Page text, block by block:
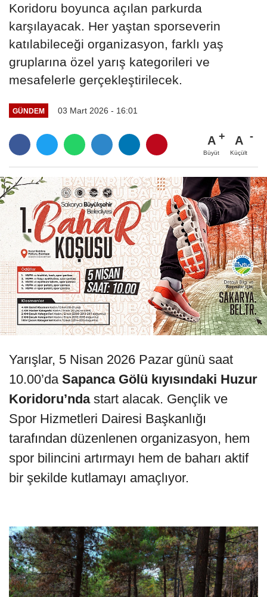
Koridoru boyunca açılan parkurda
karşılayacak. Her yaştan sporseverin
katılabileceği organizasyon, farklı yaş
gruplarına özel yarış kategorileri ve
mesafelerle gerçekleştirilecek.
GÜNDEM 03 Mart 2026 - 16:01
A
Büyüt
A
Küçült
Yarışlar, 5 Nisan 2026 Pazar günü saat
10.00’da Sapanca Gölü kıyısındaki Huzur
Koridoru’ndastart alacak. Gençlik ve
Spor Hizmetleri Dairesi Başkanlığı
tarafından düzenlenen organizasyon, hem
spor bilincini artırmayı hem de baharı aktif
bir şekilde kutlamayı amaçlıyor.